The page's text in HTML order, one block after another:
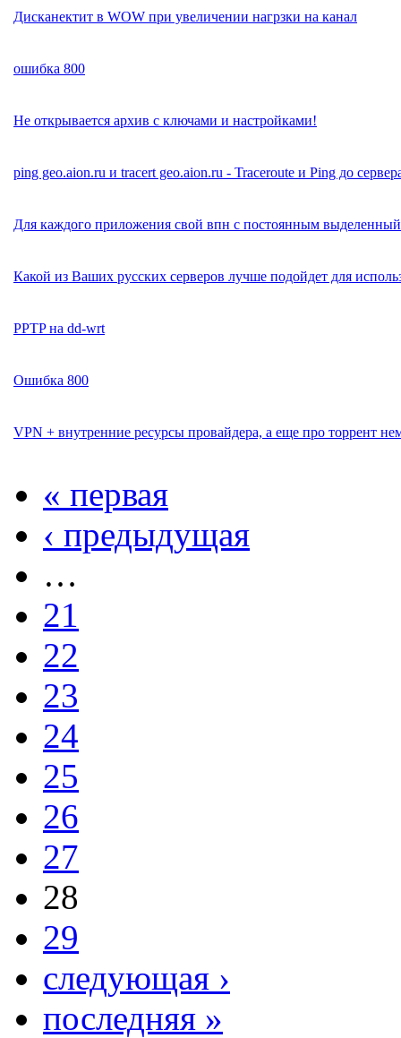
Дисканектит в WOW при увеличении нагрзки на канал
ошибка 800
Не открывается архив с ключами и настройками!
ping geo.aion.ru и tracert geo.aion.ru - Traceroute и Ping до
Для каждого приложения свой впн с постоянным выделенный
Какой из Ваших русских серверов лучше подойдет для
PPTP на dd-wrt
Ошибка 800
VPN + внутренние ресурсы провайдера, а еще про торрент
« первая
‹ предыдущая
…
21
22
23
24
25
26
27
28
29
следующая ›
последняя »